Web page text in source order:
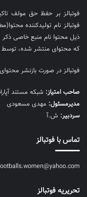
فوتبالز بر حفظ حق مولف
فوتبالز نام تولیدکننده
که محتوای منتشر شده، توسط
فوتبالز در صورت بازنشر
صاحب امتیاز: شبکه مستند
مديرمسئول: مهدی مسعودی
سردبیر: ش.آ
تماس با فوتبالز
تحریریه فوتبالز